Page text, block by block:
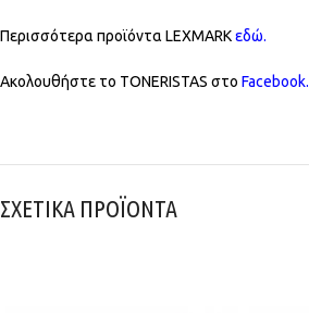
Περισσότερα προϊόντα LEXMARKεδώ.
Ακολουθήστε το TONERISTAS στο Facebook.
ΣΧΕΤΙΚΑ ΠΡΟΪΟΝΤΑ